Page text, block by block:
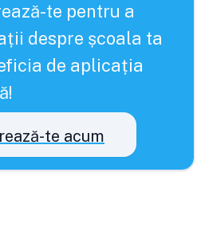
te pentru a
despre școala ta
de aplicația
te acum